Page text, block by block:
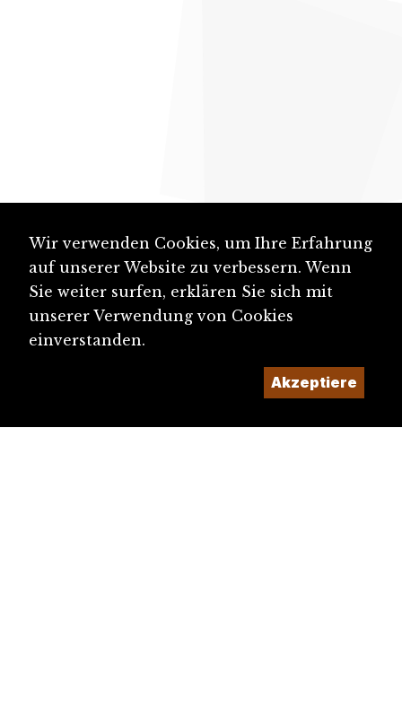
Wir verwenden Cookies, um Ihre Erfahrung
auf unserer Website zu verbessern. Wenn
Sie weiter surfen, erklären Sie sich mit
unserer Verwendung von Cookies
einverstanden.
Akzeptiere